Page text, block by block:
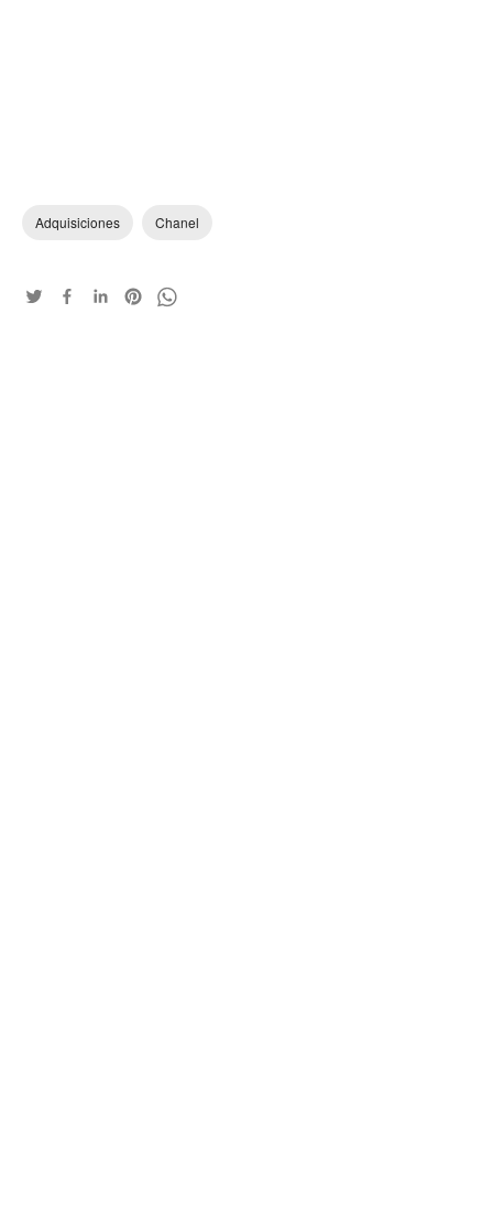
Adquisiciones Chanel